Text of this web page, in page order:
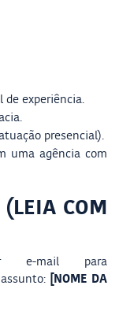
de experiência.
presencial).
uma agência com
COM
e-mail para
[NOME DA